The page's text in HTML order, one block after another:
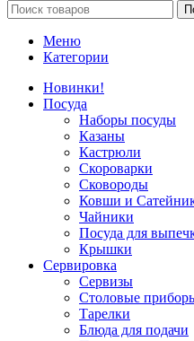
Меню
Категории
Новинки!
Посуда
Наборы посуды
Казаны
Кастрюли
Скороварки
Сковороды
Ковши и
Чайники
Посуда для
Крышки
Сервировка
Сервизы
Столовые
Тарелки
Блюда для подачи